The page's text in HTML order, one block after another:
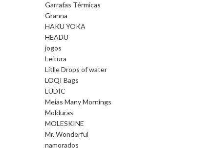
Garrafas Térmicas
Granna
HAKU YOKA
HEADU
jogos
Leitura
Litlle Drops of water
LOQI Bags
LUDIC
Meias Many Mornings
Molduras
MOLESKINE
Mr. Wonderful
namorados